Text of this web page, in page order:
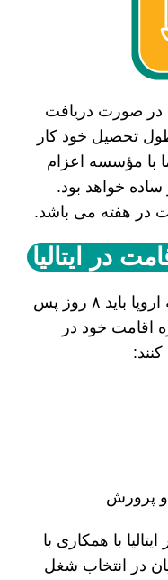
در صورت دریافت
طول تحصیل خود کار
با مؤسسه اعزام
خواهد بود.
در ایتالیا
به عنوان یک شهروند غیر اتحادیه اروپا باید ۸ روز پس
اقامت خود در
کنند:
و پرورش
با همکاری با
در انتخاب شغل